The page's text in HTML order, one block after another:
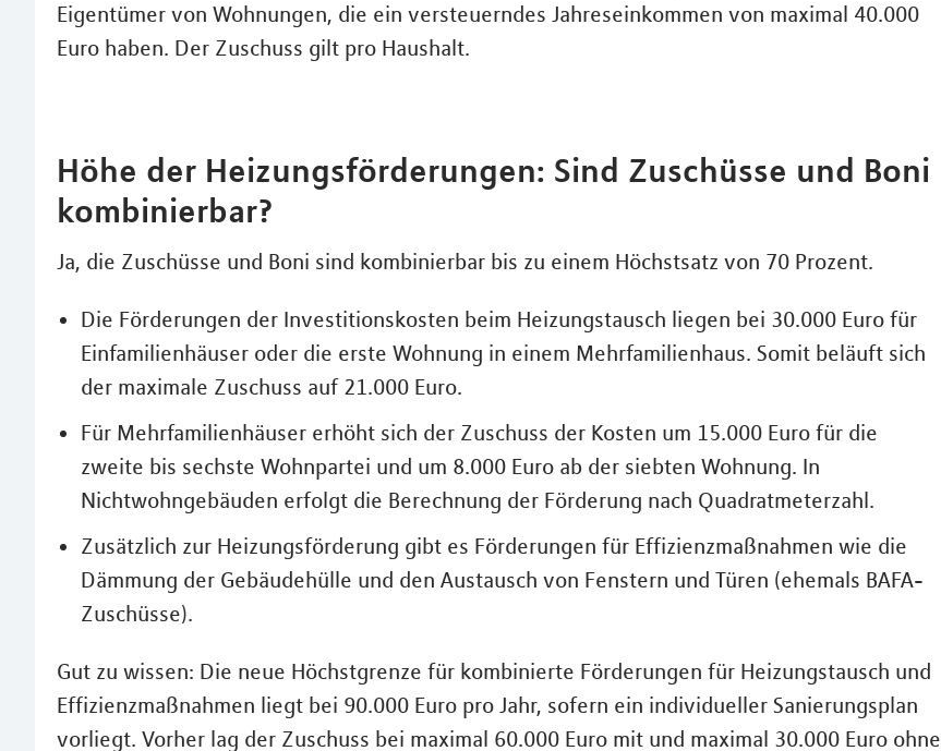
Eigentümer von Wohnungen, die ein versteuerndes Jahreseinkommen von maximal 40.000
Euro haben. Der Zuschuss gilt pro Haushalt.
Höhe der Heizungsförderungen: Sind Zuschüsse und Boni
kombinierbar?
Ja, die Zuschüsse und Boni sind kombinierbar bis zu einem Höchstsatz von 70 Prozent.
Die Förderungen der Investitionskosten beim Heizungstausch liegen bei 30.000 Euro für
Einfamilienhäuser oder die erste Wohnung in einem Mehrfamilienhaus. Somit beläuft sich
der maximale Zuschuss auf 21.000 Euro.
Für Mehrfamilienhäuser erhöht sich der Zuschuss der Kosten um 15.000 Euro für die
zweite bis sechste Wohnpartei und um 8.000 Euro ab der siebten Wohnung. In
Nichtwohngebäuden erfolgt die Berechnung der Förderung nach Quadratmeterzahl.
Zusätzlich zur Heizungsförderung gibt es Förderungen für Effizienzmaßnahmen wie die
Dämmung der Gebäudehülle und den Austausch von Fenstern und Türen (ehemals BAFA-
Zuschüsse).
Gut zu wissen: Die neue Höchstgrenze für kombinierte Förderungen für Heizungstausch und
Effizienzmaßnahmen liegt bei 90.000 Euro pro Jahr, sofern ein individueller Sanierungsplan
vorliegt. Vorher lag der Zuschuss bei maximal 60.000 Euro mit und maximal 30.000 Euro ohne